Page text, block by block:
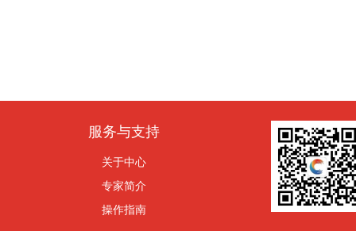
服务与支持
关于中心
专家简介
操作指南